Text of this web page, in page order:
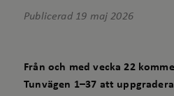
Publicerad 19 maj 2026
Från och med vecka 22
Tunvägen 1–37 att